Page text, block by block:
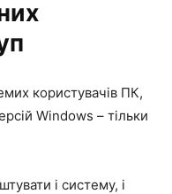
користувачів ПК,
Windows – тільки
і систему, і